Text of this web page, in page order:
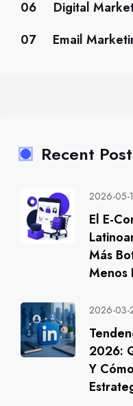
06
Digital
07
Email
Recent
2026-05-
El E-
Más
Menos
2026-03-
2026:
Y